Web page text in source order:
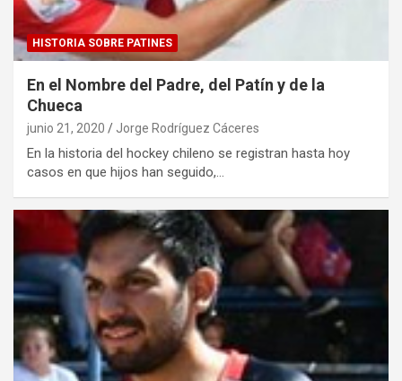
HISTORIA SOBRE PATINES
En el Nombre del Padre, del Patín y de la
Chueca
junio 21, 2020 Jorge Rodríguez Cáceres
En la historia del hockey chileno se registran hasta hoy
casos en que hijos han seguido,…